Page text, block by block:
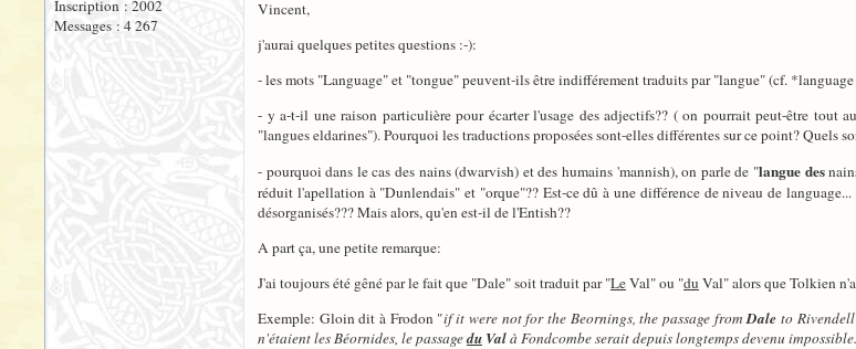
Inscription : 2002
Messages : 4 267
Vincent,
j'aurai quelques petites questions :-):
- les mots "Language" et "tongue" peuvent-ils être indifférement traduits par "langue" (cf.
- y a-t-il une raison particulière pour écarter l'usage des adjectifs?? ( on pourrait peut-être tout
"langues eldarines"). Pourquoi les traductions proposées sont-elles différentes sur ce point? Quels
- pourquoi dans le cas des nains (dwarvish) et des humains 'mannish), on parle de "langue des
réduit l'apellation à "Dunlendais" et "orque"?? Est-ce dû à une différence de niveau de
désorganisés??? Mais alors, qu'en est-il de l'Entish??
A part ça, une petite remarque:
J'ai toujours été gêné par le fait que "Dale" soit traduit par "LeVal" ou "du Val" alors que Tolkien
Exemple: Gloin dit à Frodon "if it were not for the Beornings, the passage fromDale to
n'étaient les Béornides, le passagedu Valà Fondcombe serait depuis longtemps devenu impossible.